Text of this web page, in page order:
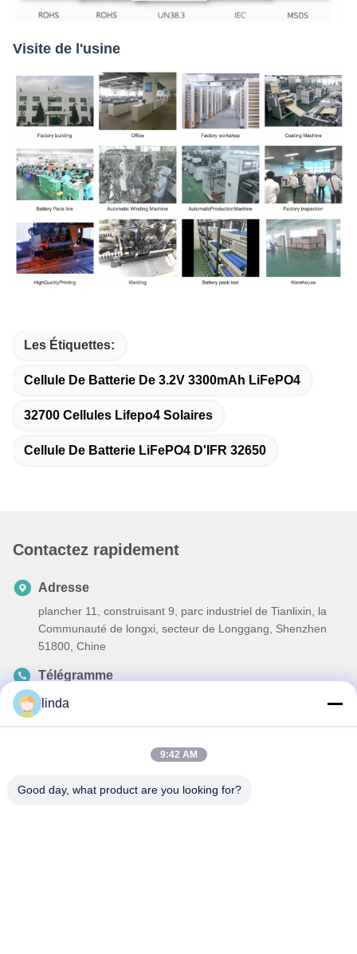
Visite de l'usine
Les Étiquettes:
Cellule De Batterie De 3.2V 3300mAh LiFePO4
32700 Cellules Lifepo4 Solaires
Cellule De Batterie LiFePO4 D'IFR 32650
Contactez rapidement
Adresse
plancher 11, construisant 9, parc industriel de Tianlixin, la
Communauté de longxi, secteur de Longgang, Shenzhen
51800, Chine
Télégramme
86-158-1721-0094
E-mail
linda@szgpebattery.com
linda
9:42 AM
Good day, what product are you looking for?